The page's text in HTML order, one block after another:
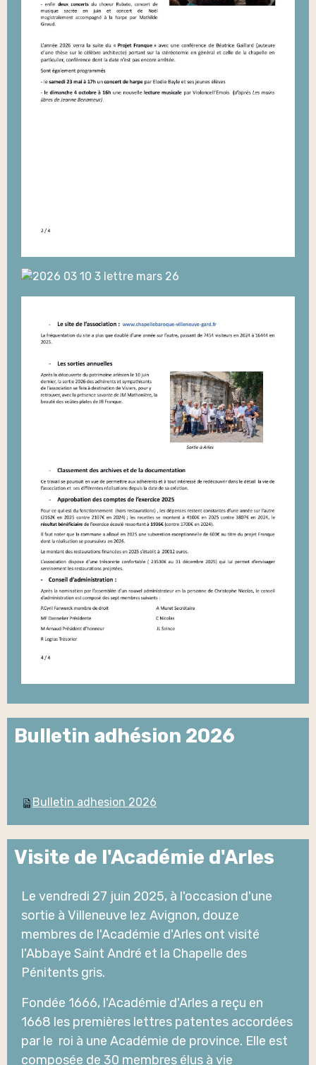
Bulletin adhésion 2026
Bulletin adhesion 2026
Visite de l'Académie d'Arles
Le vendredi 27 juin 2025, à l'occasion d'une
sortie à Villeneuve lez Avignon, douze
membres de l'Académie d'Arles ont visité
l'Abbaye Saint André et la Chapelle des
Pénitents gris.
Fondée 1666, l'Académie d'Arles a reçu en
1668 les premières lettres patentes accordées
par le roi à une Académie de province. Elle est
composée de 30 membres élus à vie